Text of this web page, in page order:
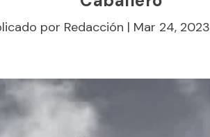
por Redacción | Mar 24, 2023